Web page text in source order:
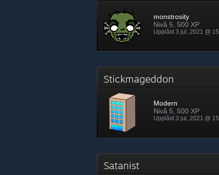
monstrosity
Nivå 5, 500 XP
Upplåst 3 jul, 2021 @
Stickmageddon
Modern
Nivå 5, 500 XP
Upplåst 3 jul, 2021 @
Satanist